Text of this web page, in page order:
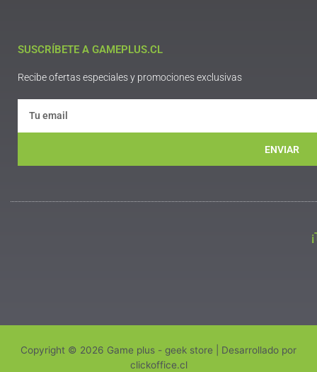
SUSCRÍBETE A GAMEPLUS.CL
Recibe ofertas especiales y promociones exclusivas
ENVIAR
Copyright © 2026 Game plus - geek store | Desarrollado por
clickoffice.cl